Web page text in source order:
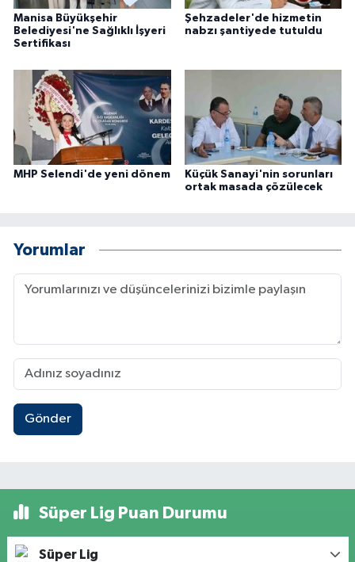
Manisa Büyükşehir
Belediyesi'ne Sağlıklı İşyeri
Sertifikası
Şehzadeler'de hizmetin
nabzı şantiyede tutuldu
MHP Selendi'de yeni dönem
Küçük Sanayi'nin sorunları
ortak masada çözülecek
Yorumlar
Gönder
Süper Lig Puan Durumu
Süper Lig